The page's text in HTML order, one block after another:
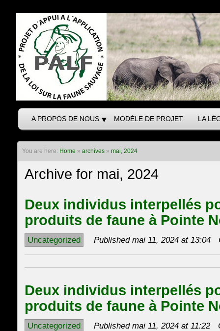
A PROPOS DE NOUS MODÈLE DE PROJET LA
You are here: Home » archives» mai, 2024
Archive for mai, 2024
Deux individus interpellés
produits de faune à Pointe
Uncategorized Published mai 11, 2024 at 13:04
Deux individus interpellés
produits de faune à Pointe
Uncategorized Published mai 11, 2024 at 11:22